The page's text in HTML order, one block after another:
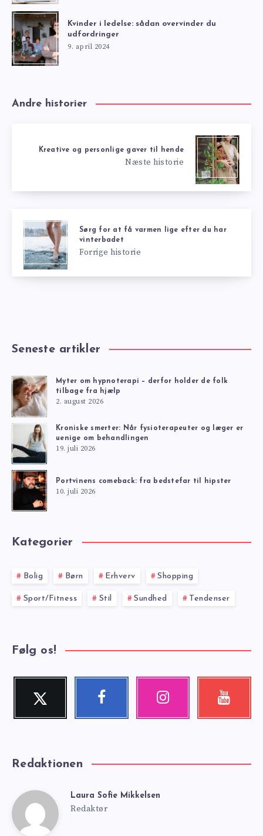
Kvinder i ledelse: sådan overvinder du
udfordringer
9. april 2024
Andre historier
Kreative og personlige gaver til hende
Næste historie
Sørg for at få varmen lige efter du har
vinterbadet
Forrige historie
Seneste artikler
Myter om hypnoterapi – derfor holder de folk
tilbage fra hjælp
2. august 2026
Kroniske smerter: Når fysioterapeuter og læger er
uenige om behandlingen
19. juli 2026
Portvinens comeback: fra bedstefar til hipster
10. juli 2026
Kategorier
Bolig Børn Erhverv Shopping
Sport/Fitness Stil Sundhed Tendenser
Følg os!
Twitter
Follow
Facebook Instagram Youtube
Check
Redaktionen
LauraLaura Sofie Mikkelsen
Redaktør